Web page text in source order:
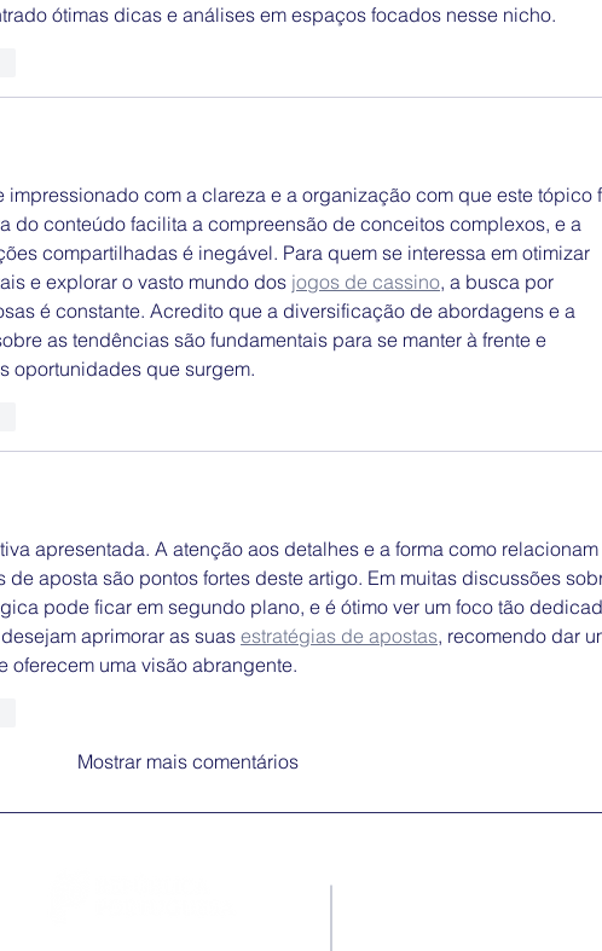
ótimas dicas e análises em espaços focados nesse nicho.
impressionado com a clareza e a organização com que este tópico
do conteúdo facilita a compreensão de conceitos complexos, e a
compartilhadas é inegável. Para quem se interessa em otimizar
e explorar o vasto mundo dos jogos de cassino, a busca por
é constante. Acredito que a diversificação de abordagens e a
as tendências são fundamentais para se manter à frente e
oportunidades que surgem.
apresentada. A atenção aos detalhes e a forma como
aposta são pontos fortes deste artigo. Em muitas discussões
pode ficar em segundo plano, e é ótimo ver um foco tão
aprimorar as suas estratégias de apostas, recomendo dar
oferecem uma visão abrangente.
Mostrar mais comentários